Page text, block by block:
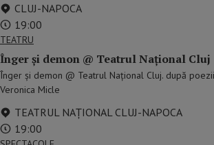
CLUJ-NAPOCA
19:00
TEATRU
Înger și demon @ Teatrul Național Cluj
Înger și demon @ Teatrul Național Cluj. după
Veronica Micle
TEATRUL NAŢIONAL CLUJ-NAPOCA
19:00